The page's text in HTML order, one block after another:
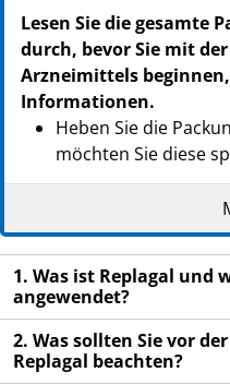
Lesen Sie die gesamte
durch, bevor Sie mit
Arzneimittels
Informationen.
Heben Sie die
möchten Sie diese
Wenn Sie weitere
an Ihren Arzt oder
Dieses Arzneimittel
verschrieben.
Es kann anderen
diese die gleichen
Wenn Sie
1. Was ist Replagal und
angewendet?
2. Was sollten Sie vor
Replagal beachten?